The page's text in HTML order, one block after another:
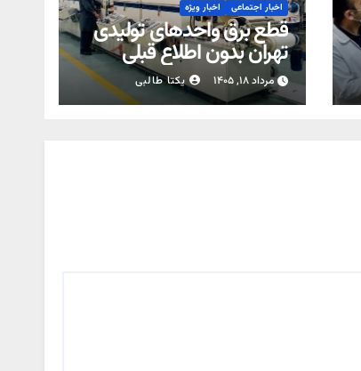
اخبار اجتماعی اخبار ویژه
قطع برق واحدهای تولیدی
تهران بدون اطلاع قبلی
ممنوع است
مرداد ۱۸, ۱۴۰۵ یکتا طالبی